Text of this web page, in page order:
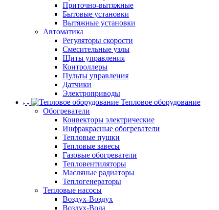
Приточно-вытяжные
Бытовые установки
Вытяжные установки
Автоматика
Регуляторы скорости
Смесительные узлы
Щиты управления
Контроллеры
Пульты управления
Датчики
Электроприводы
Тепловое оборудование
Обогреватели
Конвекторы электрические
Инфракрасные обогреватели
Тепловые пушки
Тепловые завесы
Газовые обогреватели
Тепловентиляторы
Масляные радиаторы
Теплогенераторы
Тепловые насосы
Воздух-Воздух
Воздух-Вода